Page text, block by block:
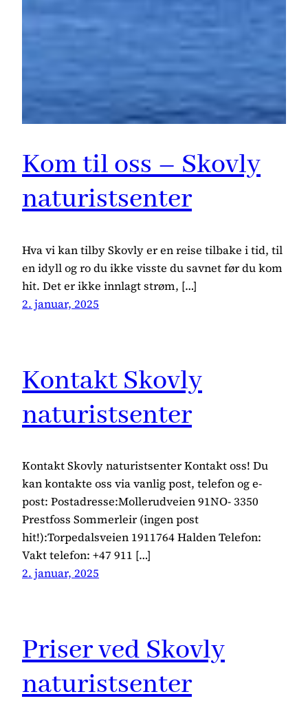
Kom til oss – Skovly
naturistsenter
Hva vi kan tilby Skovly er en reise tilbake i tid, til
en idyll og ro du ikke visste du savnet før du kom
hit. Det er ikke innlagt strøm, […]
2. januar, 2025
Kontakt Skovly
naturistsenter
Kontakt Skovly naturistsenter Kontakt oss! Du
kan kontakte oss via vanlig post, telefon og e-
post: Postadresse:Mollerudveien 91NO- 3350
Prestfoss Sommerleir (ingen post
hit!):Torpedalsveien 1911764 Halden Telefon:
Vakt telefon: +47 911 […]
2. januar, 2025
Priser ved Skovly
naturistsenter